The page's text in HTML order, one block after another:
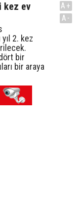
kez ev
2. kez
bir
bir araya
A+
A-